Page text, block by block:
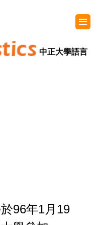
中正大學語言
96年1月19